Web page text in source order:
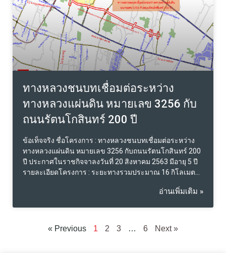
ประโยชน์จากการลงทุน เมื่อถือครองหลักทรัพย์ถูกต้องตาม
สัญชาติและสัดส่วนที่กำหนดไว้ตามกฎหมายไทย โดยทั่วไป
ชาวต่างชาติสามารถถือครองหลักทรัพย์จดทะเบียน ได้ไม่
เกินสัดส่วน 49% รวมถึงอสังหาริมทรัพย์ เช่น ห้องชุด หรือ ที่
อยู่อาศัยแนวราบ ยกเว้นหลักทรัพย์จดทะเบียนในกลุ่ม
ธนาคาร และสถาบันการเงินซึ่งกำหนดสัดส่วน สำหรับชาว
ต่างชาติไว้ไม่เกิน 25%เท่านั้น อย่างไรก็ตาม กลุ่มชาวต่าง
ชาติที่มีความต้องการลงทุนถือครองอสังหาในอัตราพิเศษ สา
มารถท
ทางหลวงชนบทเชื่อมต่อระหว่าง
ทางหลวงแผ่นดิน หมายเลข 3256 กับ
ถนนรัตนโกสินทร์ 200 ปี
ข้อเท็จจริง ชื่อโครงการ : ทางหลวงชนบทเชื่อมต่อระหว่าง
ทางหลวงแผ่นดิน หมายเลข 3256 กับถนนรัตนโกสินทร์ 200
ปี ประกาศในราชกิจจาลงวันที่ 20 สิงหาคม 2563 มีอายุ 5 ปี
รายละเอียดโครงการ : ระยะทางรวมประมาณ 16 กิโลเมตร
เข้าสุวรรณภูมิฝั่งถนนบางนา-ตราด คู่ขนานไปกับถนน
รองที่สำคัญเช่น ถนนร่วมพัฒนา แล้วต่อเนื่องไปจนบรรจบ
อ่านเพิ่มเติม »
« Previous 1 2 3 … 6 Next »